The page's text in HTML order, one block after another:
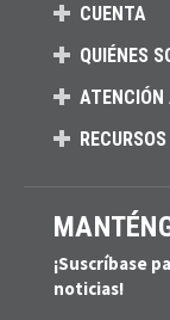
CUENTA
QUIÉNES
RECURSOS
¡Suscríbase
noticias!